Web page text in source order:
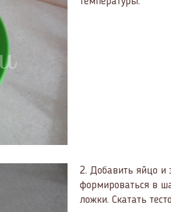
2. Добавить яйцо и
формироваться в
ложки. Скатать